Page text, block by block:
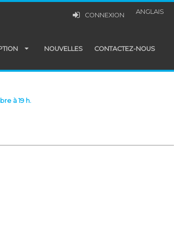
CONNEXION ANGLAIS
NOUVELLES CONTACTEZ-NOUS
à 19 h.